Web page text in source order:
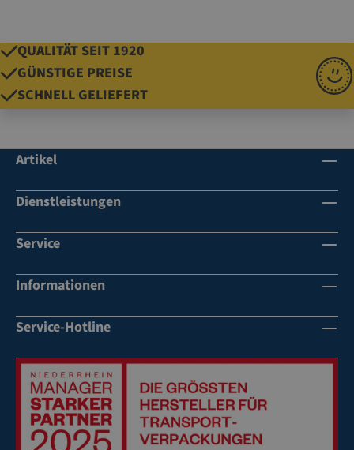
QUALITÄT SEIT 1920
GÜNSTIGE PREISE
SCHNELL GELIEFERT
Artikel
Dienstleistungen
Service
Informationen
Service-Hotline